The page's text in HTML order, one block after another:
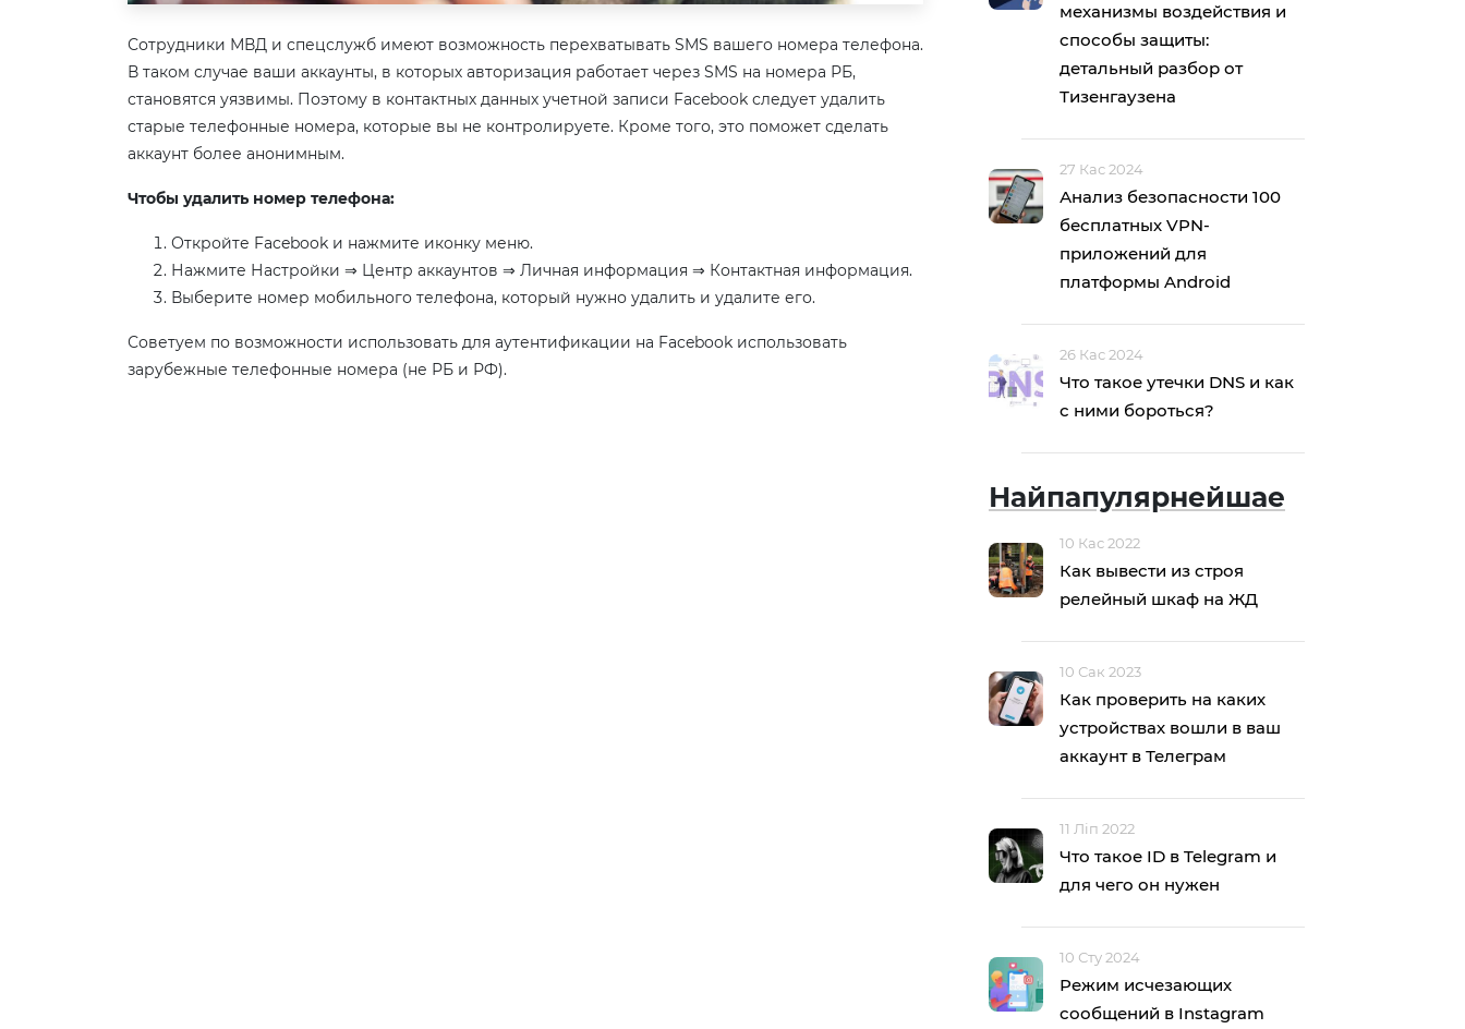
Сотрудники МВД и спецслужб имеют возможность перехватывать SMS вашего номера телефона.
В таком случае ваши аккаунты, в которых авторизация работает через SMS на номера РБ,
становятся уязвимы. Поэтому в контактных данных учетной записи Facebook следует удалить
старые телефонные номера, которые вы не контролируете. Кроме того, это поможет сделать
аккаунт более анонимным.
Чтобы удалить номер телефона:
Откройте Facebook и нажмите иконку меню.
Нажмите Настройки ⇒ Центр аккаунтов ⇒ Личная информация ⇒ Контактная информация.
Выберите номер мобильного телефона, который нужно удалить и удалите его.
Советуем по возможности использовать для аутентификации на Facebook использовать
зарубежные телефонные номера (не РБ и РФ).
механизмы воздействия и
способы защиты:
детальный разбор от
Тизенгаузена
27 Кас 2024
Анализ безопасности 100
бесплатных VPN-
приложений для
платформы Android
26 Кас 2024
Что такое утечки DNS и как
с ними бороться?
Найпапулярнейшае
10 Кас 2022
Как вывести из строя
релейный шкаф на ЖД
10 Сак 2023
Как проверить на каких
устройствах вошли в ваш
аккаунт в Телеграм
11 Ліп 2022
Что такое ID в Telegram и
для чего он нужен
10 Сту 2024
Режим исчезающих
сообщений в Instagram